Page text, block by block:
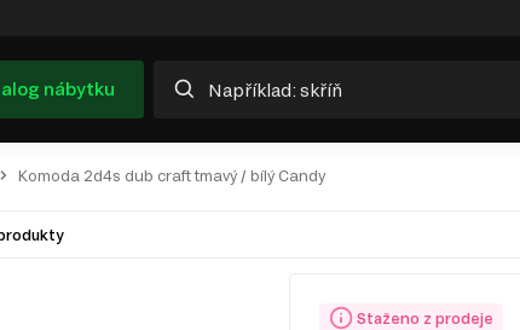
nábytku
Komoda 2d4s dub craft tmavý / bílý Candy
Staženo z prodeje